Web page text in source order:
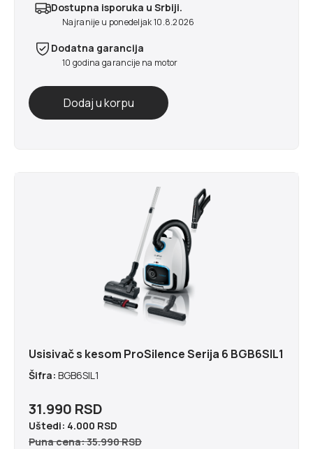
Dostupna isporuka u Srbiji.
Najranije u ponedeljak 10.8.2026
Dodatna garancija
10 godina garancije na motor
Usisivač s kesom ProSilence Serija 6 BGB6SIL1
Šifra: BGB6SIL1
31.990 RSD
Uštedi: 4.000 RSD
Puna cena: 35.990 RSD